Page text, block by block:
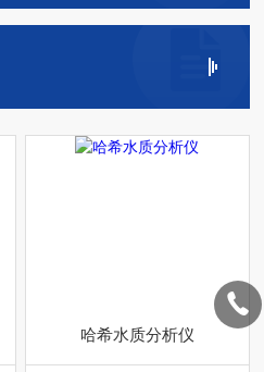
哈希水质分析仪